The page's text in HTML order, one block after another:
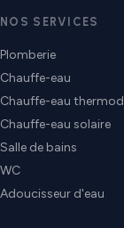
NOS SERVICES
Plomberie
Chauffe-eau
Chauffe-eau
Chauffe-eau solaire
Salle de bains
WC
Adoucisseur d'eau